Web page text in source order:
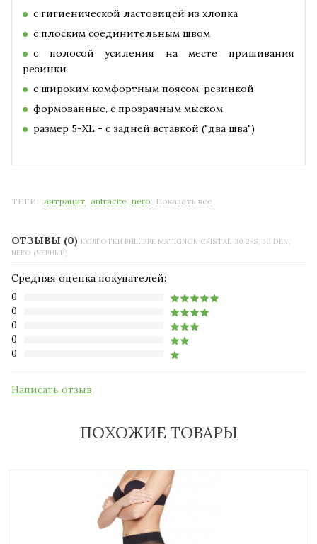
с гигиенической ластовицей из хлопка
с плоским соединительным швом
с полосой усиления на месте пришивания
резинки
с широким комфортным поясом-резинкой
формованные, с прозрачным мыском
размер 5-XL - с задней вставкой ("два шва")
ТЕГИ: антрацит antracite nero Показать все
ОТЗЫВЫ (0) КОЛГОТКИ PHILIPPE MATIGNON CRISTAL 30 2-S, 30 DEN,
NERO (ЧЕРНЫЙ)
Средняя оценка покупателей:
0
0
0
0
0
Написать отзыв
ПОХОЖИЕ ТОВАРЫ